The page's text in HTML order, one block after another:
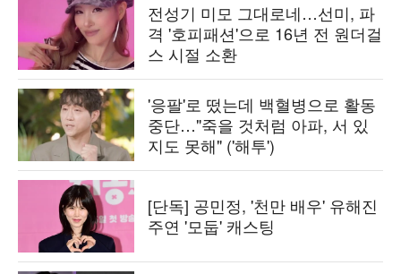
전성기 미모 그대로네…선미, 파
격 '호피패션'으로 16년 전 원더걸
스 시절 소환
'응팔'로 떴는데 백혈병으로 활동
중단…"죽을 것처럼 아파, 서 있
지도 못해" ('해투')
[단독] 공민정, '천만 배우' 유해진
주연 '모둡' 캐스팅